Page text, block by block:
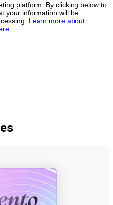
platform. By clicking below to
your information will be
Learn more about